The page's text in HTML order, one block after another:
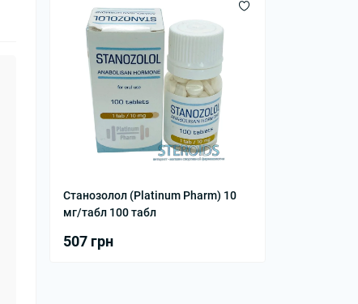
Станозолол (Platinum Pharm) 10
мг/табл 100 табл
507 грн